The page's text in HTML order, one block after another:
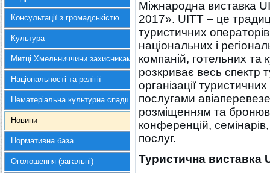
Консультації з громадськістю
Культура
Митці Хмельниччини захисникам України
Національності та релігії
Нематеріальна культурна спадщина
Новини
Нормативна база
Оголошення (загальні)
Міжнародна виставка
2017». UITT – це
туристичних
національних і
компаній, готельних та
розкриває весь спектр
організації туристичних
послугами
розміщенням та
конференцій,
послуг.
Туристична виставка